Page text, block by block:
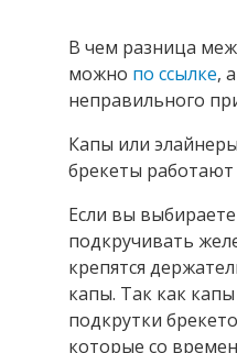
В чем разница
можно по ссылке,
неправильного
Капы или
брекеты
Если вы
подкручивать
крепятся
капы. Так как
подкрутки
которые со